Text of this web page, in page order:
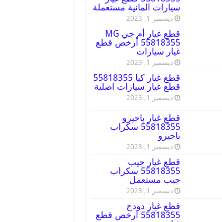
سيارات المانية مستعملة
ديسمبر 1, 2023
قطع غيار أم جي MG
55818355 أرخص قطع
غيار سيارات
ديسمبر 1, 2023
قطع غيار كيا 55818355
قطع غيار سيارات اصلية
ديسمبر 1, 2023
قطع غيار باجيرو
55818355 سكراب
باجيرو
ديسمبر 1, 2023
قطع غيار جيب
55818355 سكراب
جيب مستعمل
ديسمبر 1, 2023
قطع غيار دودج
55818355 ارخص قطع